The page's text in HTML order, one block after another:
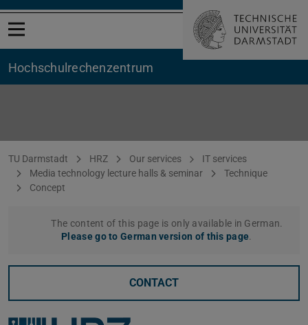
Open menu
Hochschul­rechenzentrum
You are here:
TU Darmstadt HRZ Our services
IT services
Media technology lecture halls & seminar
Technique
Concept
The content of this page is only available in German.
Please go to German version of this page.
CONTACT